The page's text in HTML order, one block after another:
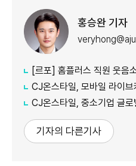
홍승완 기자
[르포] 홈플러스 직원 웃음소리
CJ온스타일, 모바일 라이브
CJ온스타일, 중소기업 글
기자의 다른기사